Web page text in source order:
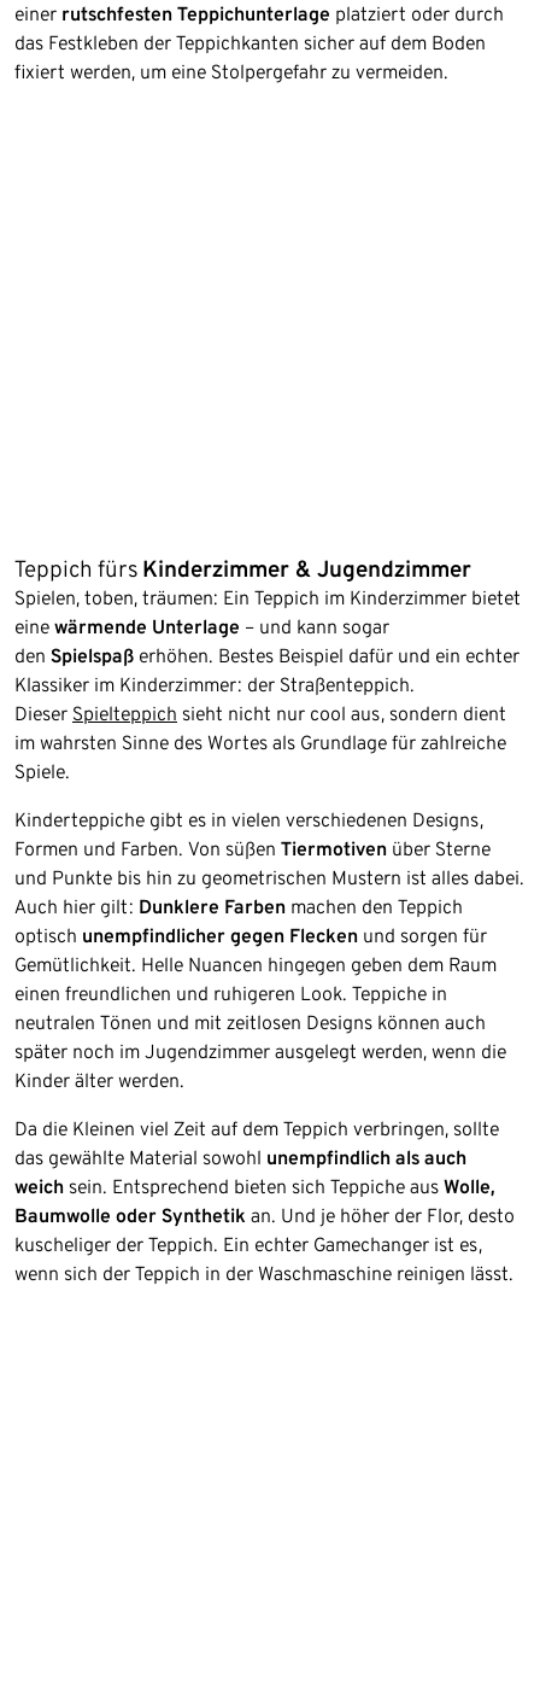
einer rutschfesten Teppichunterlage platziert oder durch
das Festkleben der Teppichkanten sicher auf dem Boden
fixiert werden, um eine Stolpergefahr zu vermeiden.
Teppich fürs Kinderzimmer & Jugendzimmer
Spielen, toben, träumen: Ein Teppich im Kinderzimmer bietet
eine wärmende Unterlage – und kann sogar
den Spielspaß erhöhen. Bestes Beispiel dafür und ein echter
Klassiker im Kinderzimmer: der Straßenteppich.
Dieser Spielteppich sieht nicht nur cool aus, sondern dient
im wahrsten Sinne des Wortes als Grundlage für zahlreiche
Spiele.
Kinderteppiche gibt es in vielen verschiedenen Designs,
Formen und Farben. Von süßen Tiermotiven über Sterne
und Punkte bis hin zu geometrischen Mustern ist alles dabei.
Auch hier gilt: Dunklere Farben machen den Teppich
optisch unempfindlicher gegen Flecken und sorgen für
Gemütlichkeit. Helle Nuancen hingegen geben dem Raum
einen freundlichen und ruhigeren Look. Teppiche in
neutralen Tönen und mit zeitlosen Designs können auch
später noch im Jugendzimmer ausgelegt werden, wenn die
Kinder älter werden.
Da die Kleinen viel Zeit auf dem Teppich verbringen, sollte
das gewählte Material sowohl unempfindlich als auch
weich sein. Entsprechend bieten sich Teppiche aus Wolle,
Baumwolle oder Synthetik an. Und je höher der Flor, desto
kuscheliger der Teppich. Ein echter Gamechanger ist es,
wenn sich der Teppich in der Waschmaschine reinigen lässt.